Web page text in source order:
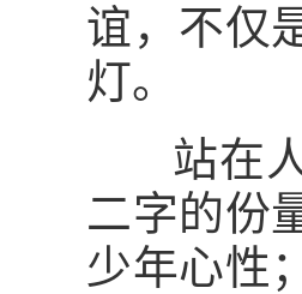
谊，不仅
灯。
站在
二字的份
少年心性